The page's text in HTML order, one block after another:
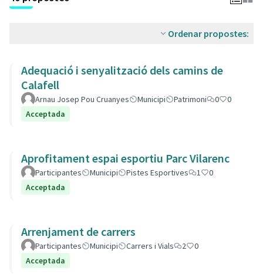
Ordenar propostes:
Adequació i senyalització dels camins de
Calafell
Arnau Josep Pou Cruanyes Municipi Patrimoni 0
0
Acceptada
Aprofitament espai esportiu Parc Vilarenc
Participantes Municipi Pistes Esportives 1
0
Acceptada
Arrenjament de carrers
Participantes Municipi Carrers i Vials 2
0
Acceptada